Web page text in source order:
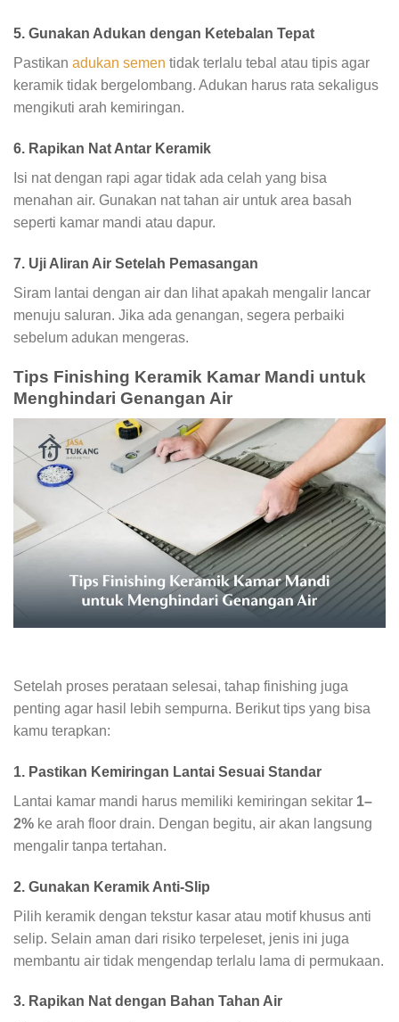
5. Gunakan Adukan dengan Ketebalan Tepat
Pastikan adukan semen tidak terlalu tebal atau tipis agar
keramik tidak bergelombang. Adukan harus rata sekaligus
mengikuti arah kemiringan.
6. Rapikan Nat Antar Keramik
Isi nat dengan rapi agar tidak ada celah yang bisa
menahan air. Gunakan nat tahan air untuk area basah
seperti kamar mandi atau dapur.
7. Uji Aliran Air Setelah Pemasangan
Siram lantai dengan air dan lihat apakah mengalir lancar
menuju saluran. Jika ada genangan, segera perbaiki
sebelum adukan mengeras.
Tips Finishing Keramik Kamar Mandi untuk
Menghindari Genangan Air
Setelah proses perataan selesai, tahap finishing juga
penting agar hasil lebih sempurna. Berikut tips yang bisa
kamu terapkan:
1. Pastikan Kemiringan Lantai Sesuai Standar
Lantai kamar mandi harus memiliki kemiringan sekitar 1–
2% ke arah floor drain. Dengan begitu, air akan langsung
mengalir tanpa tertahan.
2. Gunakan Keramik Anti-Slip
Pilih keramik dengan tekstur kasar atau motif khusus anti
selip. Selain aman dari risiko terpeleset, jenis ini juga
membantu air tidak mengendap terlalu lama di permukaan.
3. Rapikan Nat dengan Bahan Tahan Air